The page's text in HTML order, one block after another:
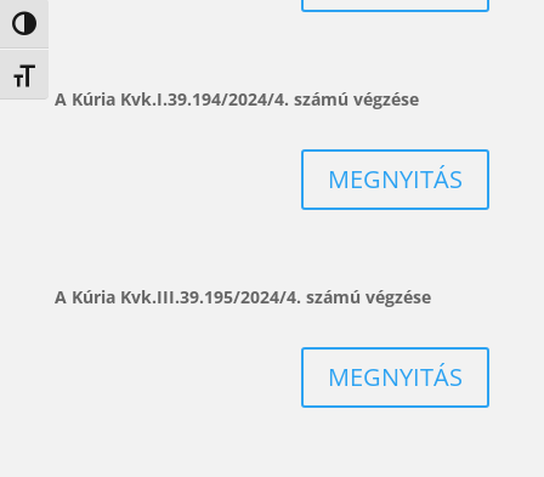
Nagy kontraszt váltása
Betűméret váltása
A Kúria Kvk.I.39.194/2024/4. számú végzése
MEGNYITÁS
A Kúria Kvk.III.39.195/2024/4. számú végzése
MEGNYITÁS